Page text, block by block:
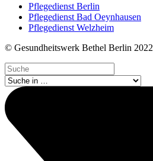
Pflegedienst Berlin
Pflegedienst Bad Oeynhausen
Pflegedienst Welzheim
© Gesundheitswerk Bethel Berlin 2022
Search
...